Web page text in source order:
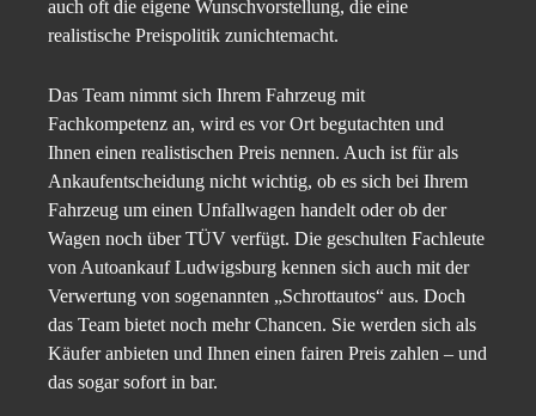
auch oft die eigene Wunschvorstellung, die eine
realistische Preispolitik zunichtemacht.
Das Team nimmt sich Ihrem Fahrzeug mit
Fachkompetenz an, wird es vor Ort begutachten und
Ihnen einen realistischen Preis nennen. Auch ist für als
Ankaufentscheidung nicht wichtig, ob es sich bei Ihrem
Fahrzeug um einen Unfallwagen handelt oder ob der
Wagen noch über TÜV verfügt. Die geschulten Fachleute
von Autoankauf Ludwigsburg kennen sich auch mit der
Verwertung von sogenannten „Schrottautos“ aus. Doch
das Team bietet noch mehr Chancen. Sie werden sich als
Käufer anbieten und Ihnen einen fairen Preis zahlen – und
das sogar sofort in bar.